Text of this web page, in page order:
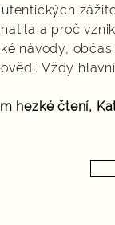
a proč
návody,
Vždy
hezké čtení,